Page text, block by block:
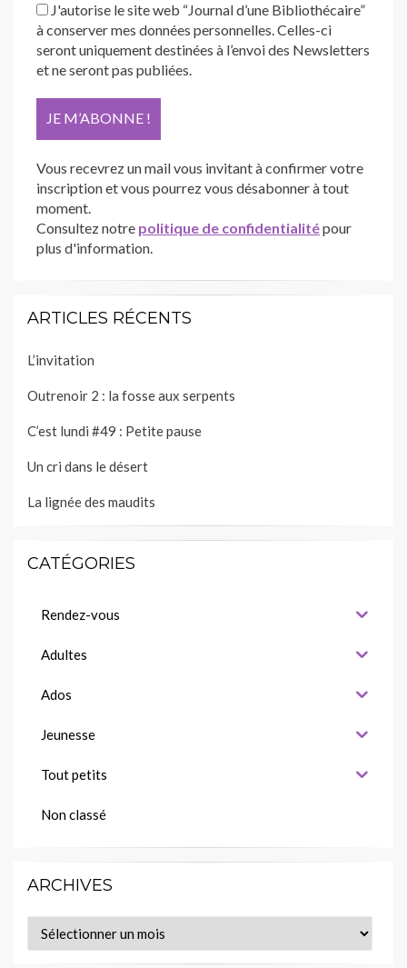
J'autorise le site web “Journal d’une Bibliothécaire”
à conserver mes données personnelles. Celles-ci
seront uniquement destinées à l’envoi des Newsletters
et ne seront pas publiées.
Vous recevrez un mail vous invitant à confirmer votre
inscription et vous pourrez vous désabonner à tout
moment.
Consultez notre politique de confidentialitépour
plus d'information.
ARTICLES RÉCENTS
L’invitation
Outrenoir 2 : la fosse aux serpents
C’est lundi #49 : Petite pause
Un cri dans le désert
La lignée des maudits
CATÉGORIES
Rendez-vous
Adultes
Ados
Jeunesse
Tout petits
Non classé
ARCHIVES
Archives